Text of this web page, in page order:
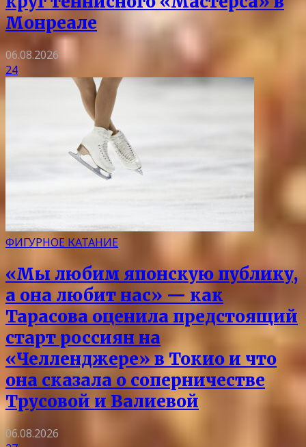
Монреале
06.08.2026
24
ФИГУРНОЕ КАТАНИЕ
«Мы любим японскую публику,
а она любит нас» — как
Тарасова оценила предстоящий
старт россиян на
«Челленджере» в Токио и что
она сказала о соперничестве
Трусовой и Валиевой
06.08.2026